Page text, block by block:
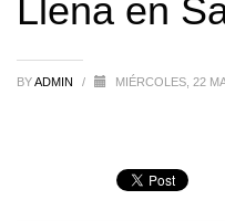
Llena en
BYADMIN / MIÉRCOLES, 22